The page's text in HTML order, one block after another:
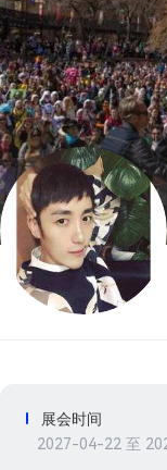
展会时间
2027-04-22 至